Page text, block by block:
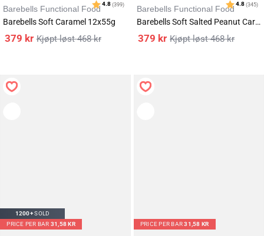
Barebells Functional Food
Barebells Soft Caramel 12x55g
Karakter:
4.8 av 5 mulige
468kr
379 kr
Barebells Functional Food
Barebells Soft Salted Peanut Caramel 12x55g
468kr
379 kr
1200+SOLD
PRICE PER BAR 31,58 KR PRICE PER BAR31,58 KR